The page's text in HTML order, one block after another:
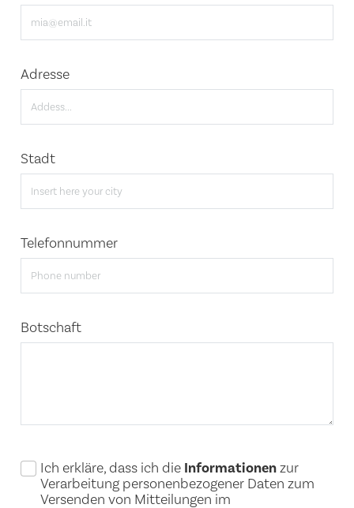
Adresse
Stadt
Telefonnummer
Botschaft
Ich erkläre, dass ich die Informationenzur
Verarbeitung personenbezogener Daten zum
Versenden von Mitteilungen im